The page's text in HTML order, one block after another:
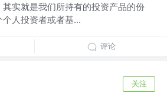
实就是我们所持有的投资产品的份
人投资者或者基...
评论
关注